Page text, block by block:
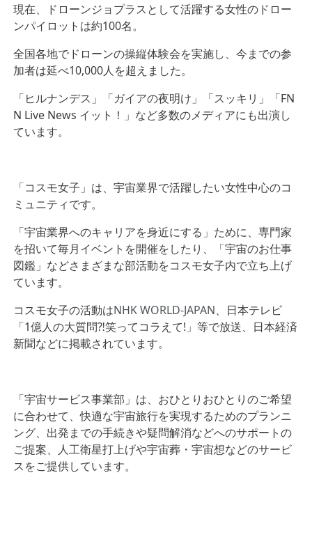
現在、ドローンジョプラスとして活躍する女性のドロー
ンパイロットは約100名。
全国各地でドローンの操縦体験会を実施し、今までの参
加者は延べ10,000人を超えました。
「ヒルナンデス」「ガイアの夜明け」「スッキリ」「FN
N Live News イット！」など多数のメディアにも出演し
ています。
「コスモ女子」は、宇宙業界で活躍したい女性中心のコ
ミュニティです。
「宇宙業界へのキャリアを身近にする」ために、専門家
を招いて毎月イベントを開催をしたり、「宇宙のお仕事
図鑑」などさまざまな部活動をコスモ女子内で立ち上げ
ています。
コスモ女子の活動はNHK WORLD-JAPAN、日本テレビ
「1億人の大質問⁈笑ってコラえて!」等で放送、日本経済
新聞などに掲載されています。
「宇宙サービス事業部」は、おひとりおひとりのご希望
に合わせて、快適な宇宙旅行を実現するためのプランニ
ング、出発までの手続きや疑問解消などへのサポートの
ご提案、人工衛星打上げや宇宙葬・宇宙想などのサービ
スをご提供しています。